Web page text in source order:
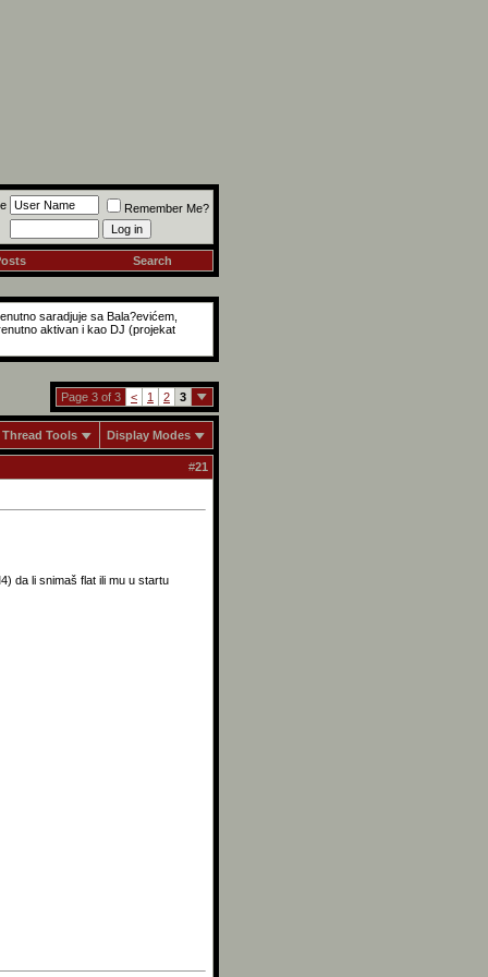
Remember Me?
Search
saradjuje sa Bala?evićem,
aktivan i kao DJ (projekat
Page 3 of 3 < 1 2 3
Thread Tools Display Modes
#21
da li snimaš flat ili mu u startu